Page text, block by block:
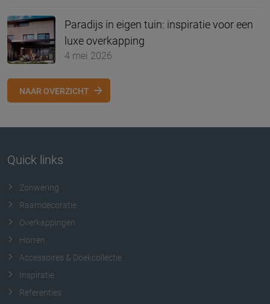
Paradijs in eigen tuin: inspiratie voor een
luxe overkapping
4 mei 2026
NAAR OVERZICHT
Quick links
Zonwering
Raamdecoratie
Overkappingen
Horren
Accessoires & Doekcollectie
Inspiratie
Referenties